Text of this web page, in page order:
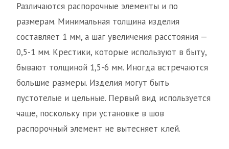
Различаются распорочные элементы и по
размерам. Минимальная толщина изделия
составляет 1 мм, а шаг увеличения расстояния —
0,5-1 мм. Крестики, которые используют в быту,
бывают толщиной 1,5-6 мм. Иногда встречаются
большие размеры. Изделия могут быть
пустотелые и цельные. Первый вид используется
чаще, поскольку при установке в шов
распорочный элемент не вытесняет клей.